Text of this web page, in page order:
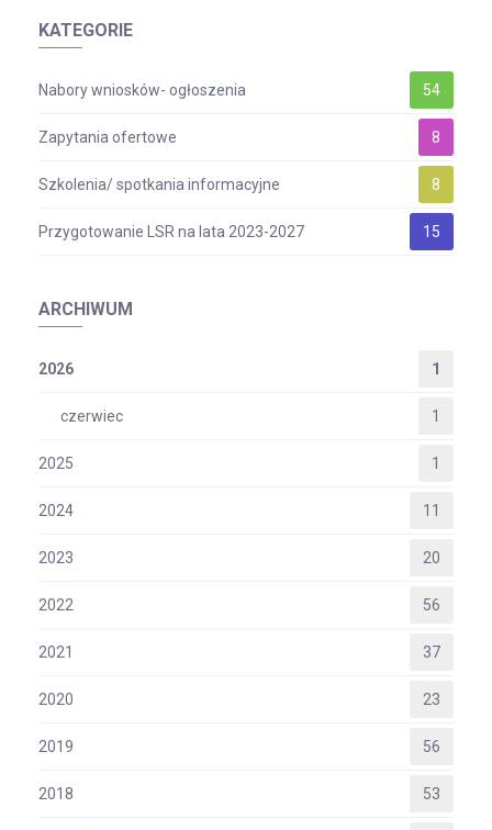
KATEGORIE
Nabory wniosków- ogłoszenia 54
Zapytania ofertowe 8
Szkolenia/ spotkania informacyjne 8
Przygotowanie LSR na lata 2023-2027 15
ARCHIWUM
2026 1
czerwiec 1
2025 1
2024 11
2023 20
2022 56
2021 37
2020 23
2019 56
2018 53